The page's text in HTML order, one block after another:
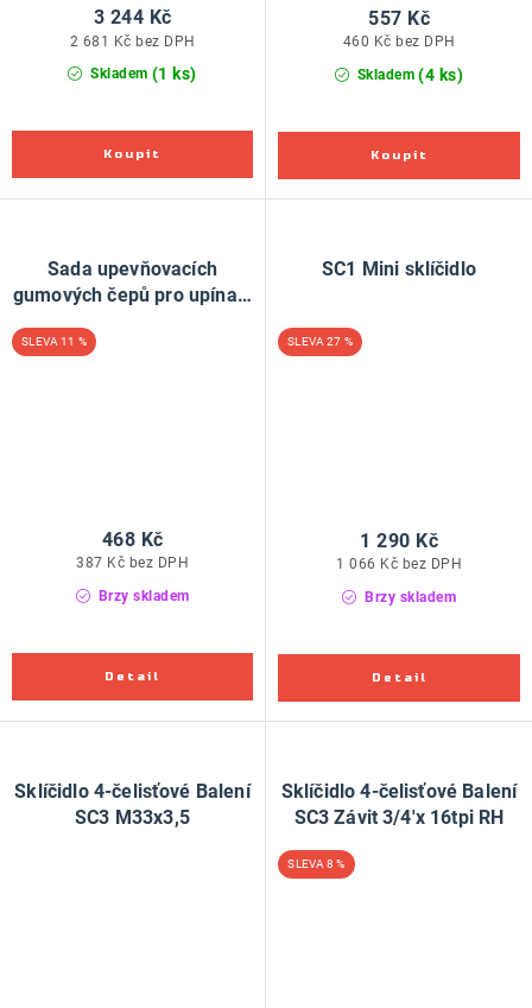
Skladem (1 ks)
2 681 Kč bez DPH
3 244 Kč
Skladem (4 ks)
460 Kč bez DPH
557 Kč
Sada upevňovacích
gumových čepů pro upínací
11 %
Brzy skladem
387 Kč bez DPH
468 Kč
SC1 Mini sklíčidlo
27 %
Brzy skladem
1 066 Kč bez DPH
1 290 Kč
Sklíčidlo 4-čelisťové Balení
SC3 M33x3,5
Sklíčidlo 4-čelisťové Balení
SC3 Závit 3/4'x 16tpi RH
8 %